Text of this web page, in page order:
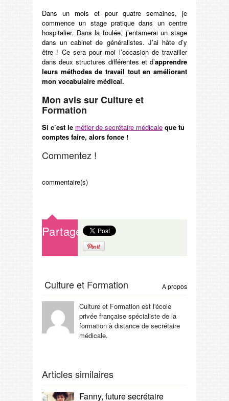
Dans un mois et pour quatre semaines, je
commence un stage pratique dans un centre
hospitalier. Dans la foulée, j’entamerai un stage
dans un cabinet de généralistes. J’ai hâte d’y
être ! Ce sera pour moi l’occasion de travailler
dans deux structures différentes et d’apprendre
leurs méthodes de travail tout en améliorant
mon vocabulaire médical.
Mon avis sur Culture et
Formation
Si c’est le métier de secrétaire médicale que tu
comptes faire, alors fonce !
Commentez !
commentaire(s)
Partagez
Culture et Formation A propos
Culture et Formation est l'école
privée française spécialiste de la
formation à distance de secrétaire
médicale.
Articles similaires
Fanny, future secrétaire